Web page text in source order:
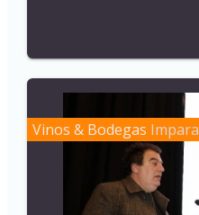
Vinos & Bodegas